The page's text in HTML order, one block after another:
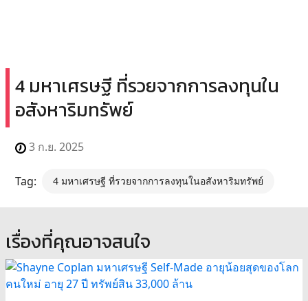
4 มหาเศรษฐี ที่รวยจากการลงทุนใน
อสังหาริมทรัพย์
3 ก.ย. 2025
Tag: 4 มหาเศรษฐี ที่รวยจากการลงทุนในอสังหาริมทรัพย์
เรื่องที่คุณอาจสนใจ